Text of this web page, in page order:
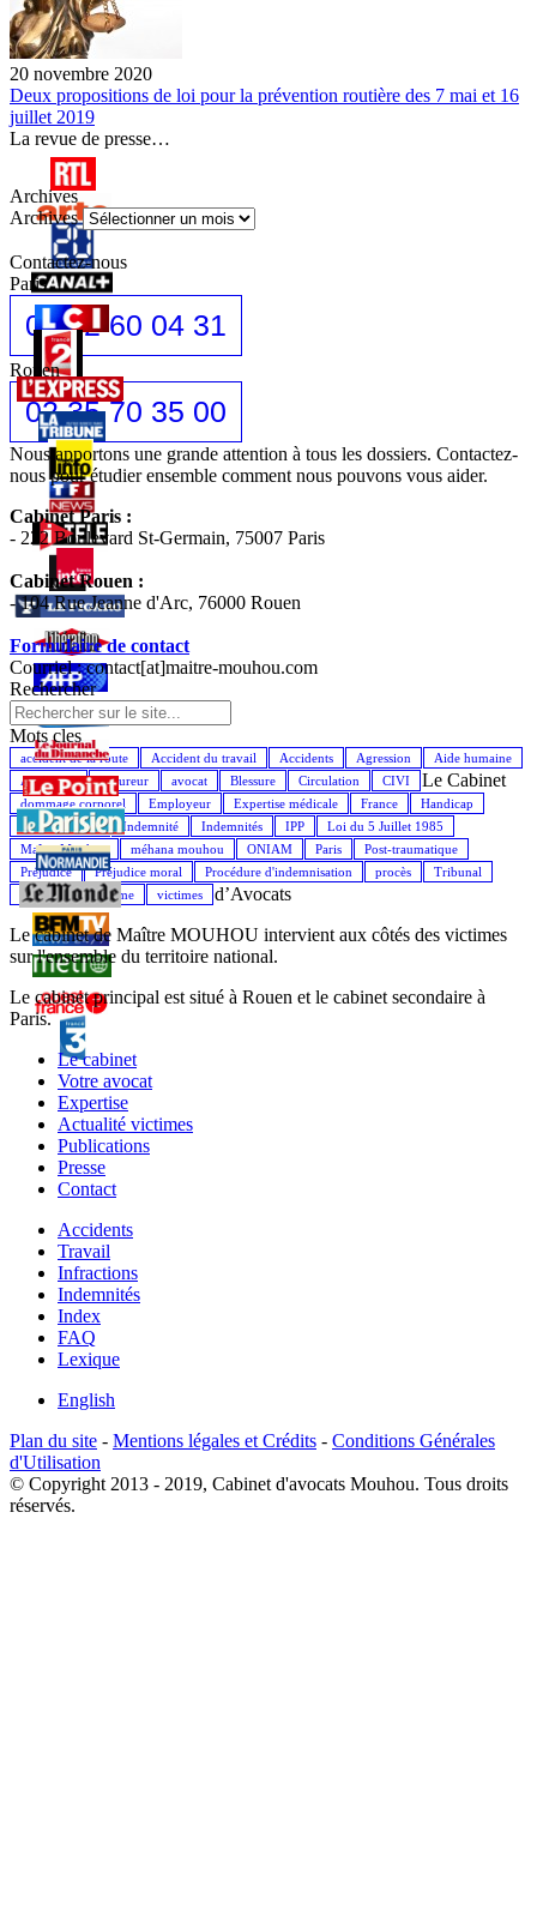
20 novembre 2020
Deux propositions de loi pour la prévention routière des 7 mai et 16
juillet 2019
La revue de presse…
Archives
Archives
Contactez-nous
Paris
01 42 60 04 31
Rouen
02 35 70 35 00
Nous apportons une grande attention à tous les dossiers. Contactez-
nous pour étudier ensemble comment nous pouvons vous aider.
Cabinet Paris :
- 222 Boulevard St-Germain, 75007 Paris
Cabinet Rouen :
- 104 Rue Jeanne d'Arc, 76000 Rouen
Formulaire de contact
Courriel : contact[at]maitre-mouhou.com
Rechercher
Mots cles
accident de la route Accident du travail Accidents Agression
Aide humaine
Assistance
Assureur avocat Blessure Circulation
CIVI
dommage corporel
Employeur Expertise médicale France
Handicap
Indemnisation
Indemnité Indemnités IPP
Loi du 5 Juillet 1985
Maître Mouhou
méhana mouhou ONIAM Paris
Post-traumatique
Préjudice
Préjudice moral Procédure d'indemnisation procès
Tribunal
Véhicule
Victime victimes
Le Cabinet
d’Avocats
Le cabinet de Maître MOUHOU intervient aux côtés des victimes
sur l'ensemble du territoire national.
Le cabinet principal est situé à Rouen et le cabinet secondaire à
Paris.
Le cabinet
Votre avocat
Expertise
Actualité victimes
Publications
Presse
Contact
Accidents
Travail
Infractions
Indemnités
Index
FAQ
Lexique
English
Plan du site - Mentions légales et Crédits - Conditions Générales
d'Utilisation
© Copyright 2013 - 2019, Cabinet d'avocats Mouhou. Tous droits
réservés.